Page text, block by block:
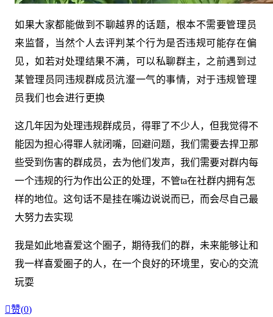
如果大家都能做到不聊越界的话题，根本不需要管理员
来监督，当然个人去评判某个行为是否违规可能存在偏
见，如若对处理结果不满，可以私聊群主，之前遇到过
某管理员同违规群成员沆瀣一气的事情， 对于违规管理
员我们也会进行更换
这几年因为处理违规群成员，得罪了不少人，但我觉得不
能因为担心得罪人就闭嘴，回避问题，我们需要去捍卫那
些受到伤害的群成员，去为他们发声，我们需要对群内每
一个违规的行为作出公正的处理，不管ta在社群内拥有怎
样的地位。这句话不是挂在嘴边说说而已，而会尽自己最
大努力去实现
我是如此地喜爱这个圈子，期待我们的群，未来能够让和
我一样喜爱圈子的人，在一个良好的环境里，安心的交流
玩耍
赞(0)